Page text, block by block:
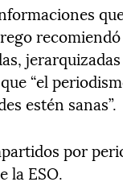
“el
estén sanas”.
por
la ESO.